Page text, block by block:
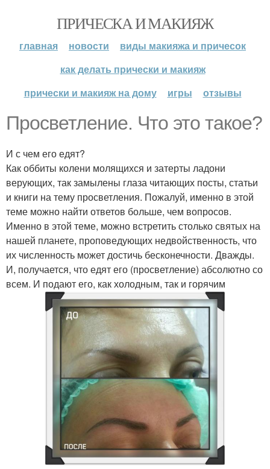
ПРИЧЕСКА И МАКИЯЖ
главная новости
виды макияжа и причесок
как делать прически и макияж
прически и макияж на дому
игры отзывы
Просветление. Что это такое?
И с чем его едят?
Как оббиты колени молящихся и затерты ладони
верующих, так замылены глаза читающих посты, статьи
и книги на тему просветления. Пожалуй, именно в этой
теме можно найти ответов больше, чем вопросов.
Именно в этой теме, можно встретить столько святых на
нашей планете, проповедующих недвойственность, что
их численность может достичь бесконечности. Дважды.
И, получается, что едят его (просветление) абсолютно со
всем. И подают его, как холодным, так и горячим